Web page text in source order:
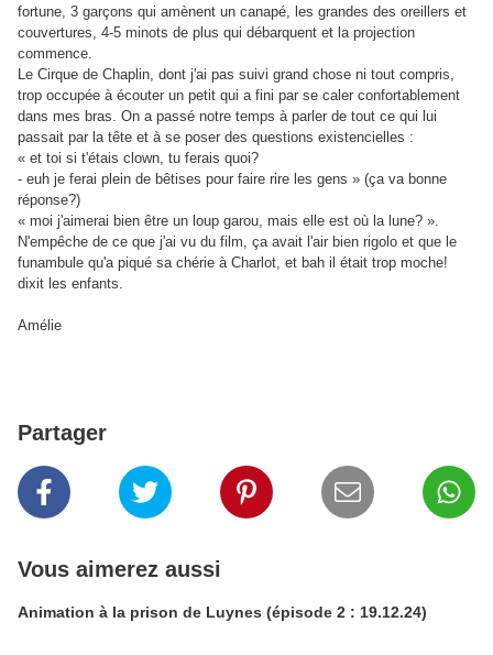
fortune, 3 garçons qui amènent un canapé, les grandes des oreillers et
couvertures, 4-5 minots de plus qui débarquent et la projection
commence.
Le Cirque de Chaplin, dont j'ai pas suivi grand chose ni tout compris,
trop occupée à écouter un petit qui a fini par se caler confortablement
dans mes bras. On a passé notre temps à parler de tout ce qui lui
passait par la tête et à se poser des questions existencielles :
« et toi si t'étais clown, tu ferais quoi?
- euh je ferai plein de bêtises pour faire rire les gens » (ça va bonne
réponse?)
« moi j'aimerai bien être un loup garou, mais elle est où la lune? ».
N'empêche de ce que j'ai vu du film, ça avait l'air bien rigolo et que le
funambule qu'a piqué sa chérie à Charlot, et bah il était trop moche!
dixit les enfants.
Amélie
Partager
Vous aimerez aussi
Animation à la prison de Luynes (épisode 2 : 19.12.24)